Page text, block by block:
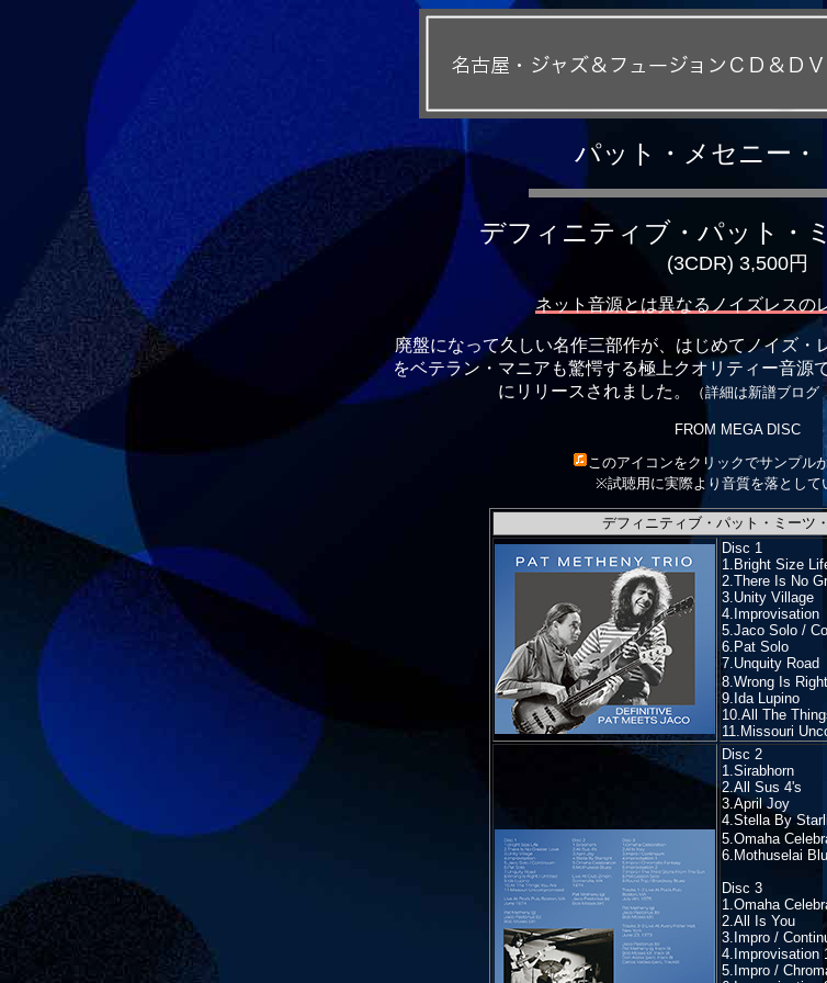
パット・メセニー・
デフィニティブ・パット・
(3CDR) 3,500円
ネット音源とは異なるノイズレスの
廃盤になって久しい名作三部作が、はじめてノイズ・
をベテラン・マニアも驚愕する極上クオリティー音源
にリリースされました。
（詳細は新譜ブログ
FROM MEGA DISC
このアイコンをクリックでサンプル
※試聴用に実際より音質を落として
デフィニティブ・パット・ミーツ
Disc 1
1.Bright Size
2.There Is No
3.Unity Village
4.Improvisation
5.Jaco Solo /
6.Pat Solo
7.Unquity Road
8.Wrong Is
9.Ida Lupino
10.All The
11.Missouri
Disc 2
1.Sirabhorn
2.All Sus 4's
3.April Joy
4.Stella By
5.Omaha
6.Mothuselai
Disc 3
1.Omaha
2.All Is You
3.Impro /
4.Improvisation
5.Impro /